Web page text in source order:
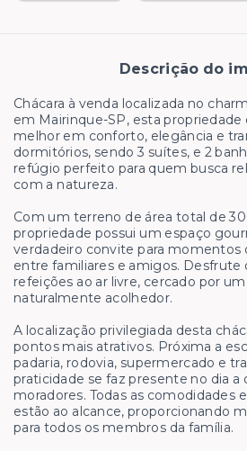
Descrição do
Chácara à venda localizada no
em Mairinque-SP, esta
melhor em conforto, elegância e
dormitórios, sendo 3 suítes, e 2
refúgio perfeito para quem busca
com a natureza.
Com um terreno de área total de
propriedade possui um espaço
verdadeiro convite para momentos
entre familiares e amigos. Desfrute
refeições ao ar livre, cercado por
naturalmente acolhedor.
A localização privilegiada desta
pontos mais atrativos. Próxima a
padaria, rodovia, supermercado e
praticidade se faz presente no dia a
moradores. Todas as comodidades
estão ao alcance, proporcionando
para todos os membros da família.